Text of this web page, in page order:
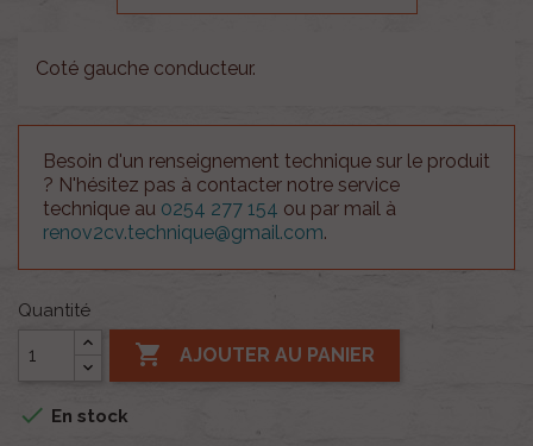
Coté gauche conducteur.
Besoin d'un renseignement technique sur le produit
? N'hésitez pas à contacter notre service
technique au 0254 277 154 ou par mail à
renov2cv.technique@gmail.com.
Quantité
 AJOUTER AU PANIER
 En stock